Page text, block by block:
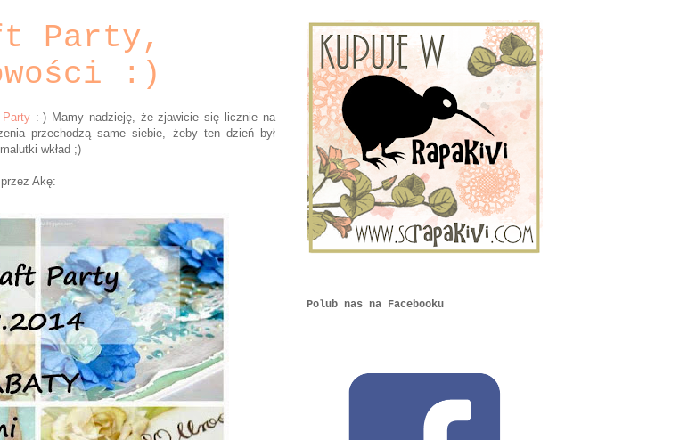
Party,
:)
Party :-) Mamy nadzieję, że zjawicie się licznie na
przechodzą same siebie, żeby ten dzień był
wkład ;)
Akę:
Polub nas na Facebooku